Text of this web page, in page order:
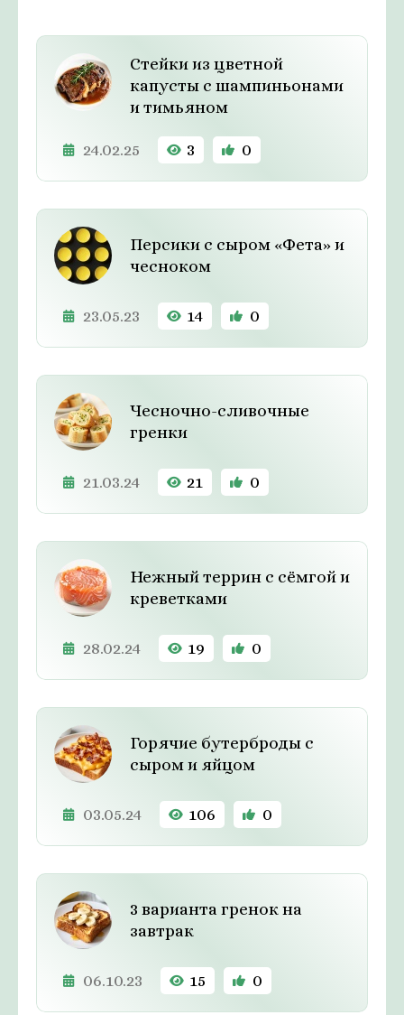
Стейки из цветной
капусты с шампиньонами
и тимьяном
24.02.25 3 0
Персики с сыром «Фета» и
чесноком
23.05.23 14 0
Чесночно-сливочные
гренки
21.03.24 21 0
Нежный террин с сёмгой и
креветками
28.02.24 19 0
Горячие бутерброды с
сыром и яйцом
03.05.24 106 0
3 варианта гренок на
завтрак
06.10.23 15 0